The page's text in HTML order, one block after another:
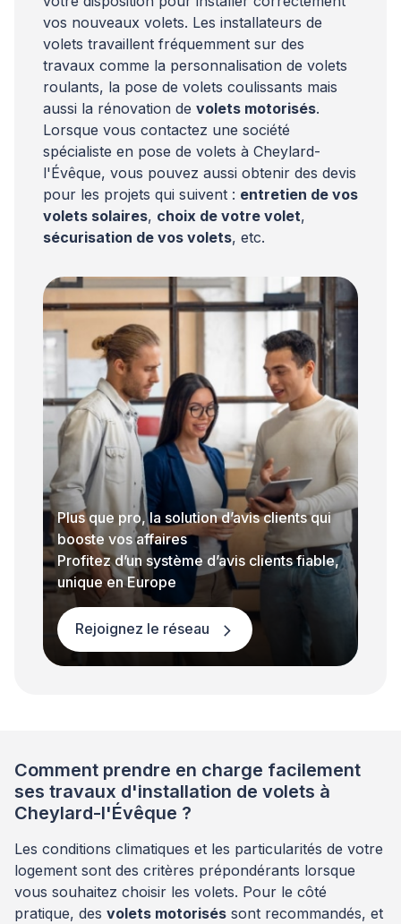
vos nouveaux volets. Les installateurs de
volets travaillent fréquemment sur des
travaux comme la personnalisation de volets
roulants, la pose de volets coulissants mais
aussi la rénovation de volets motorisés.
Lorsque vous contactez une société
spécialiste en pose de volets à Cheylard-
l'Évêque, vous pouvez aussi obtenir des devis
pour les projets qui suivent : entretien de vos
volets solaires, choix de votre volet,
sécurisation de vos volets, etc.
Plus que pro, la solution d’avis clients qui
booste vos affaires
Profitez d’un système d’avis clients fiable,
unique en Europe
Rejoignez le réseau
Comment prendre en charge facilement
ses travaux d'installation de volets à
Cheylard-l'Évêque ?
Les conditions climatiques et les particularités de votre
logement sont des critères prépondérants lorsque
vous souhaitez choisir les volets. Pour le côté
pratique, des volets motorisés sont recommandés, et